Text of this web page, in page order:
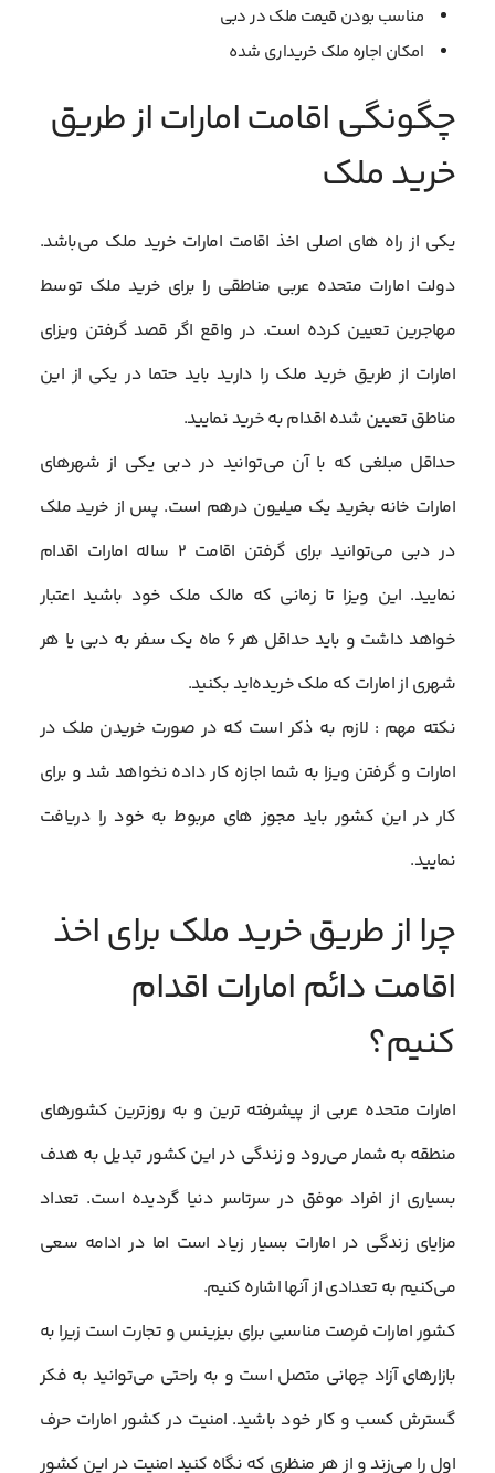
مناسب بودن قیمت ملک در دبی
امکان اجاره ملک خریداری شده
چگونگی اقامت امارات از طریق
خرید ملک
یکی از راه های اصلی اخذ اقامت امارات خرید ملک می‌باشد.
دولت امارات متحده عربی مناطقی را برای خرید ملک توسط
مهاجرین تعیین کرده است. در واقع اگر قصد گرفتن ویزای
امارات از طریق خرید ملک را دارید باید حتما در یکی از این
مناطق تعیین شده اقدام به خرید نمایید.
حداقل مبلغی که با آن می‌توانید در دبی یکی از شهرهای
امارات خانه بخرید یک میلیون درهم است. پس از خرید ملک
در دبی می‌توانید برای گرفتن اقامت ۲ ساله امارات اقدام
نمایید. این ویزا تا زمانی که مالک ملک خود باشید اعتبار
خواهد داشت و باید حداقل هر ۶ ماه یک سفر به دبی یا هر
شهری از امارات که ملک خریده‌اید بکنید.
نکته مهم : لازم به ذکر است که در صورت خریدن ملک در
امارات و گرفتن ویزا به شما اجازه کار داده نخواهد شد و برای
کار در این کشور باید مجوز های مربوط به خود را دریافت
نمایید.
چرا از طریق خرید ملک برای اخذ
اقامت دائم امارات اقدام
کنیم؟
امارات متحده عربی از پیشرفته ترین و به روزترین کشورهای
منطقه به شمار می‌رود و زندگی در این کشور تبدیل به هدف
بسیاری از افراد موفق در سرتاسر دنیا گردیده است. تعداد
مزایای زندگی در امارات بسیار زیاد است اما در ادامه سعی
می‌کنیم به تعدادی از آنها اشاره کنیم.
کشور امارات فرصت مناسبی برای بیزینس و تجارت است زیرا به
بازارهای آزاد جهانی متصل است و به راحتی می‌توانید به فکر
گسترش کسب و کار خود باشید. امنیت در کشور امارات حرف
اول را می‌زند و از هر منظری که نگاه کنید امنیت در این کشور